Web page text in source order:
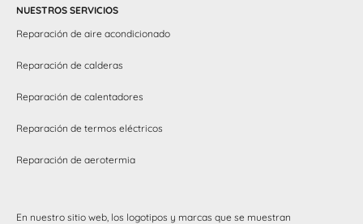
NUESTROS SERVICIOS
Reparación de aire acondicionado
Reparación de calderas
Reparación de calentadores
Reparación de termos eléctricos
Reparación de aerotermia
En nuestro sitio web, los logotipos y marcas que se muestran